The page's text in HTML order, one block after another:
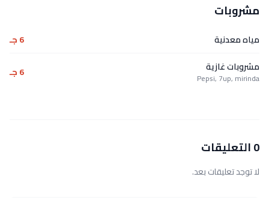
مشروبات
مياه معدنية
6 جـ
مشروبات غازية
Pepsi, 7up, mirinda 6 جـ
0 التعليقات
لا توجد تعليقات بعد.